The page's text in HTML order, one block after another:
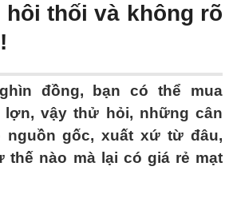
thối và không rõ
đồng, bạn có thể mua
vậy thử hỏi, những cân
gốc, xuất xứ từ đâu,
thế nào mà lại có giá rẻ mạt